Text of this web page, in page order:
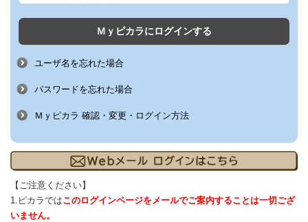
Ｍｙピカラにログインする
ユーザ名を忘れた場合
パスワードを忘れた場合
Ｍｙピカラ 確認・変更・ログイン方法
【ご注意ください】
1.ピカラではこのログインページをメールでご案内することは一切ござ
いません。